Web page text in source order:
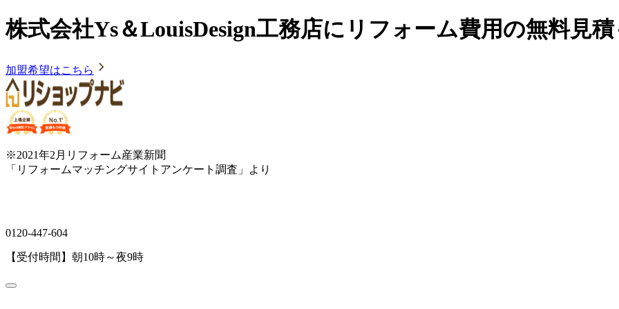
株式会社Ys＆LouisDesign工務店にリフォーム費用の無料見
加盟希望はこちら
※2021年2月リフォーム産業新聞
「リフォームマッチングサイトアンケート調査」より
0120-447-604
【受付時間】朝10時～夜9時